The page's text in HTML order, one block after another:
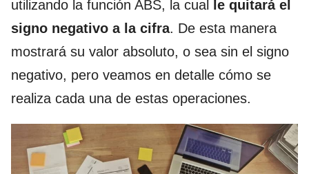
utilizando la función ABS, la cual
le quitará el
signo negativo a la cifra. De esta manera
mostrará su valor absoluto, o sea sin el signo
negativo, pero veamos en detalle cómo se
realiza cada una de estas operaciones.